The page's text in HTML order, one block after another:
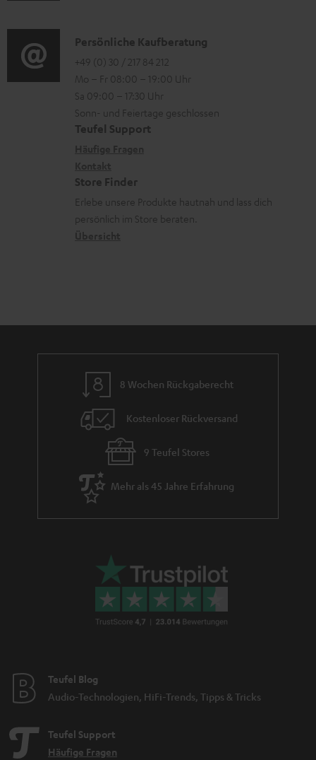
d
e
n
m
V
e
r
s
n
d
e
n
z
u
r
a
r
a
g
e
r
ä
t
ü
c
m
i
o
-
L
e
k
o
K
o
n
t
a
d
a
Persönliche Kaufberatung
+49 (0) 30 / 217 84 212
Mo – Fr 08:00 – 19:00 Uhr
Sa 09:00 – 17:30 Uhr
Sonn- und Feiertage geschlossen
Teufel Support
Store Finder
Erlebe unsere Produkte hautnah und lass dich
persönlich im Store beraten.
8 Wochen Rückgaberecht
Kostenloser Rückversand
9 Teufel Stores
Mehr als 45 Jahre Erfahrung
Teufel Blog
Audio-Technologien, HiFi-Trends, Tipps & Tricks
Teufel Support
Häufige Fragen